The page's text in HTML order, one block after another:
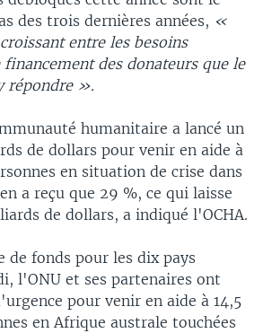
des trois dernières années, «
entre les besoins
des donateurs que le
répondre ».
humanitaire a lancé un
de dollars pour venir en aide à
en situation de crise dans
a reçu que 29 %, ce qui laisse
de dollars, a indiqué l'OCHA.
de fonds pour les dix pays
l'ONU et ses partenaires ont
pour venir en aide à 14,5
en Afrique australe touchées